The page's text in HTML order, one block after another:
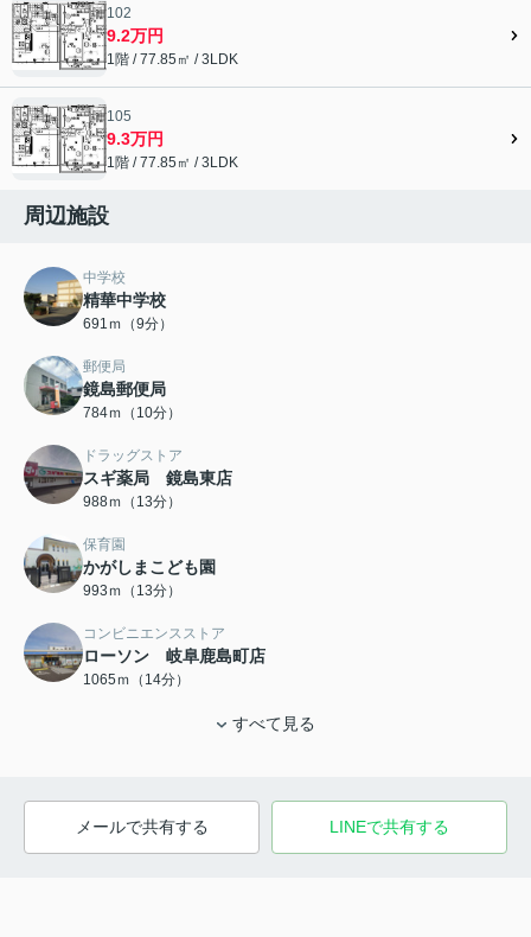
102
9.2万円
1階 / 77.85㎡ / 3LDK
105
9.3万円
1階 / 77.85㎡ / 3LDK
周辺施設
中学校
精華中学校
691ｍ（9分）
郵便局
鏡島郵便局
784ｍ（10分）
ドラッグストア
スギ薬局 鏡島東店
988ｍ（13分）
保育園
かがしまこども園
993ｍ（13分）
コンビニエンスストア
ローソン 岐阜鹿島町店
1065ｍ（14分）
すべて見る
メールで共有する LINEで共有する